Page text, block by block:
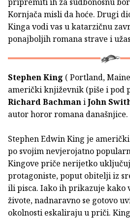
Kornjača misli da hoće. Drugi
Kinga vodi vas u katarzičnu
ponajboljih romana strave i
Stephen King ( Portland,
američki književnik (piše i pod
Richard BachmaniJohn
autor horor romana današnjice.
Stephen Edwin King je
po svojim nevjerojatno
Kingove priče nerijetko
protagoniste, poput obitelji iz
ili pisca. Iako ih prikazuje kako
živote, nadnaravno se gotovo
okolnosti eskaliraju u priči.